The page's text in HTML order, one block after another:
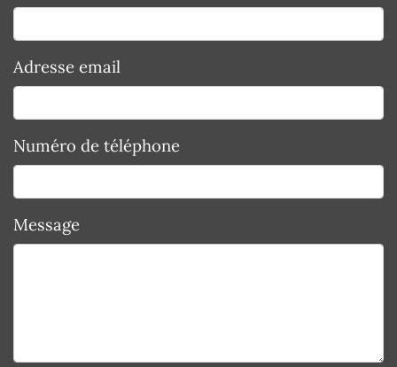
Adresse email
Numéro de téléphone
Message